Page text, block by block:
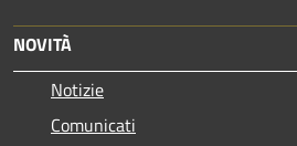
NOVITÀ
Notizie
Comunicati